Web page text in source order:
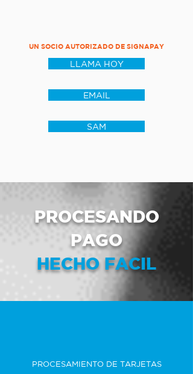
UN SOCIO AUTORIZADO DE SIGNAPAY
LLAMA HOY
EMAIL
SAM
PROCESANDO
PAGO
HECHO FACIL
PROCESAMIENTO DE TARJETAS